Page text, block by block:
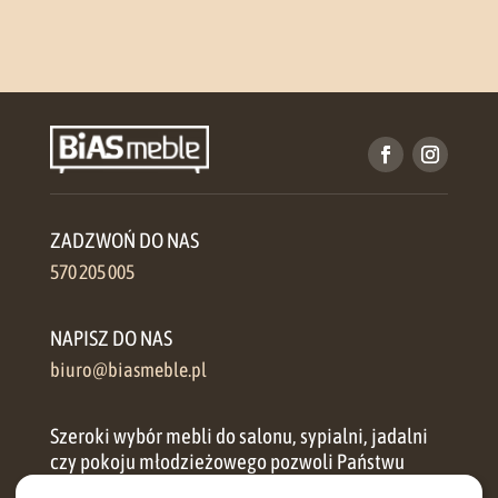
ZADZWOŃ DO NAS
570 205 005
NAPISZ DO NAS
biuro@biasmeble.pl
Szeroki wybór mebli do salonu, sypialni, jadalni
czy pokoju młodzieżowego pozwoli Państwu